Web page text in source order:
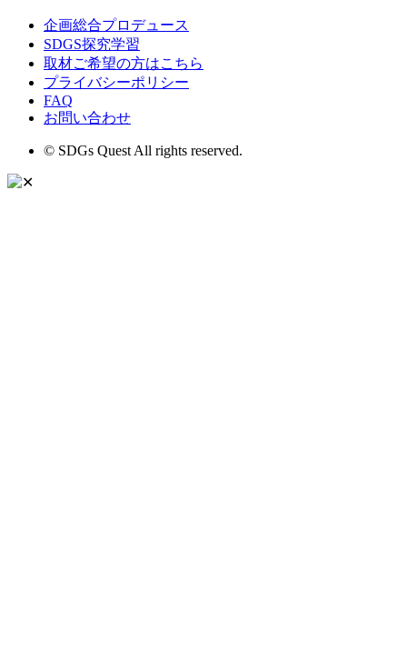
企画総合プロデュース
SDGS探究学習
取材ご希望の方はこちら
プライバシーポリシー
FAQ
お問い合わせ
© SDGs Quest All rights reserved.